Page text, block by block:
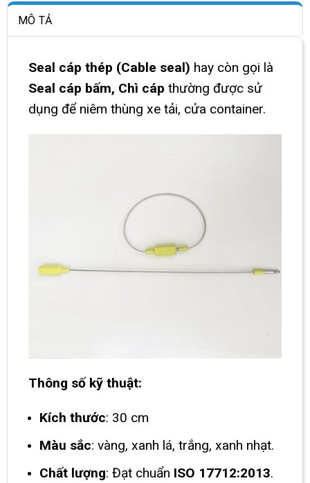
MÔ TẢ
Seal cáp thép (Cable seal) hay còn gọi là
Seal cáp bấm, Chì cáp thường được sử
dụng để niêm thùng xe tải, cửa container.
Thông số kỹ thuật:
Kích thước: 30 cm
Màu sắc: vàng, xanh lá, trắng, xanh nhạt.
Chất lượng: Đạt chuẩn ISO 17712:2013.